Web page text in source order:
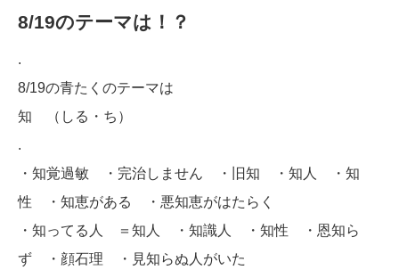
8/19のテーマは！？
.
8/19の青たくのテーマは
知 （しる・ち）
.
・知覚過敏 ・完治しません ・旧知 ・知人 ・知
性 ・知恵がある ・悪知恵がはたらく
・知ってる人 ＝知人 ・知識人 ・知性 ・恩知ら
ず ・顔石理 ・見知らぬ人がいた